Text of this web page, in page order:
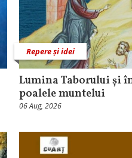
Repere și idei
Lumina Taborului și
poalele muntelui
06 Aug, 2026